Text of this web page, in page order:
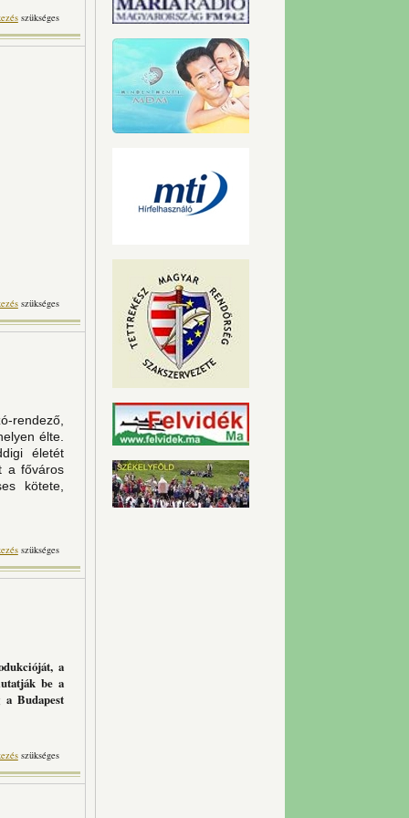
szükséges
szükséges
rendező,
élte.
életét
a főváros
kötete,
tartalommal
szükséges
a
be a
a Budapest
szükséges